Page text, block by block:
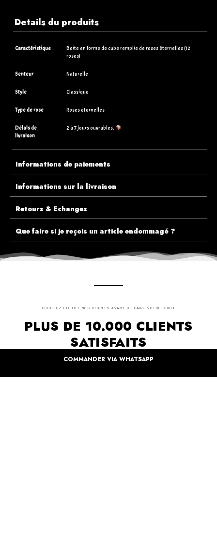
Details du produits
Caractéristique
Boite en forme de cube remplie de roses éternelles (12
roses)
Senteur Naturelle
Style Classique
Type de rose Roses éternelles
Délais de
livraison
2 à 7 jours ouvrables.
Informations de paiements
Informations sur la livraison
Retours & Echanges
Que faire si je reçois un article endommagé ?
ECOUTEZ PLUTÔT NOS CLIENTS AVANT DE FAIRE VOTRE CHOIX
PLUS DE 10.000 CLIENTS
SATISFAITS
vous et à nos artistes pour un monde moins industrielle
COMMANDER VIA WHATSAPP